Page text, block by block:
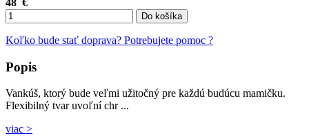
48 €
Do košíka
Koľko bude stať doprava? Potrebujete pomoc ?
Popis
Vankúš, ktorý bude veľmi užitočný pre každú budúcu mamičku.
Flexibilný tvar uvoľní chr ...
viac >